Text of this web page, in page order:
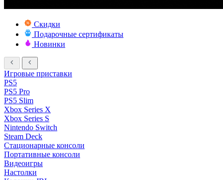
Скидки
Подарочные сертификаты
Новинки
Игровые приставки
PS5
PS5 Pro
PS5 Slim
Xbox Series X
Xbox Series S
Nintendo Switch
Steam Deck
Стационарные консоли
Портативные консоли
Видеоигры
Настолки